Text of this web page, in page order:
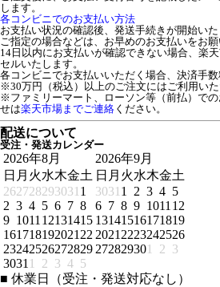
します。
各コンビニでのお支払い方法
お支払い状況の確認後、発送手続きが開始い
ご指定の場合などは、お早めのお支払いをお願
14日以内にお支払いが確認できない場合、楽
セルいたします。
各コンビニでお支払いいただく場合、決済手数
※30万円（税込）以上のご注文にはご利用いた
※ファミリーマート、ローソン等（前払）で
せは楽天市場までご連絡 ください。
配送について
受注・発送カレンダー
2026年8月
日 月 火水木金土
262728293031 1
2 3 4 5 6 7 8
9 1011 12131415
161718192021 22
23242526272829
3031 1 2 3 4 5
2026年9月
日 月 火水木金土
3031 1 2 3 4 5
6 7 8 9 1011 12
13141516171819
2021 2223242526
272829301 2 3
■ 休業日（受注・発送対応なし）